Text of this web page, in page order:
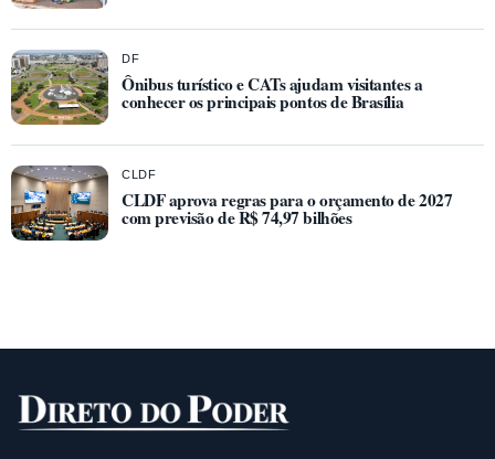
DF
Ônibus turístico e CATs ajudam visitantes a
conhecer os principais pontos de Brasília
CLDF
CLDF aprova regras para o orçamento de 2027
com previsão de R$ 74,97 bilhões